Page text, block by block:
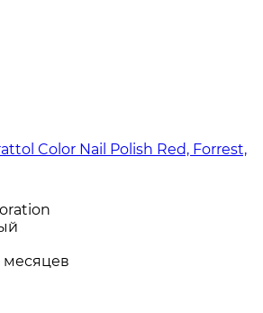
Color Nail Polish Red, Forrest,
месяцев